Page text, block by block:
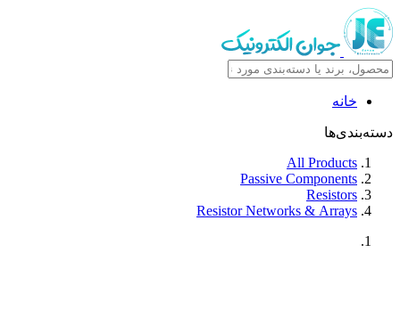
خانه
دسته‌بندی‌ها
All Products
Passive Components
Resistors
Resistor Networks & Arrays